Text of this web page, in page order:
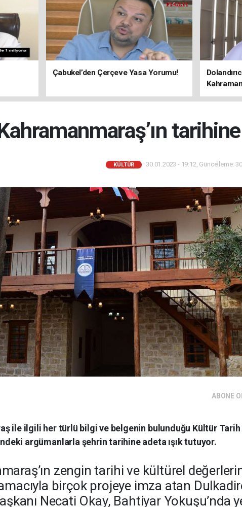
Çabukel’den Çerçeve Yasa Yorumu!
KÜLTÜR 30.01.2023 - 19:12, Güncelleme:
ABONE
ile ilgili her türlü bilgi ve belgenin bulunduğu Kültür Tarih
argümanlarla şehrin tarihine adeta ışık tutuyor.
zengin tarihi ve kültürel
birçok projeye imza atan
Necati Okay, Bahtiyar Yokuşu’nda